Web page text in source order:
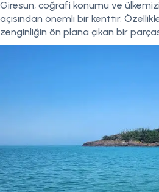
Giresun, coğrafi konumu ve
açısından önemli bir kenttir.
zenginliğin ön plana çıkan bir